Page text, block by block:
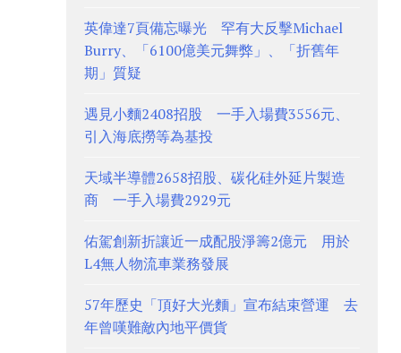
英偉達7頁備忘曝光 罕有大反擊Michael
Burry、「6100億美元舞弊」、「折舊年
期」質疑
遇見小麵2408招股 一手入場費3556元、
引入海底撈等為基投
天域半導體2658招股、碳化硅外延片製造
商 一手入場費2929元
佑駕創新折讓近一成配股淨籌2億元 用於
L4無人物流車業務發展
57年歷史「頂好大光麵」宣布結束營運 去
年曾嘆難敵內地平價貨